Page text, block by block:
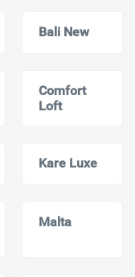
Bali New
Comfort
Loft
Kare Luxe
Malta